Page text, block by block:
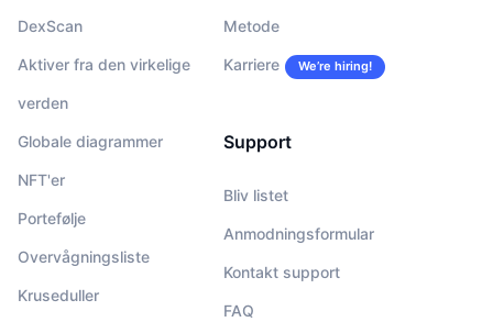
DexScan
Aktiver fra den virkelige
verden
Globale diagrammer
NFT'er
Portefølje
Overvågningsliste
Kruseduller
Metode
Karriere We’re hiring!
Support
Bliv listet
Anmodningsformular
Kontakt support
FAQ